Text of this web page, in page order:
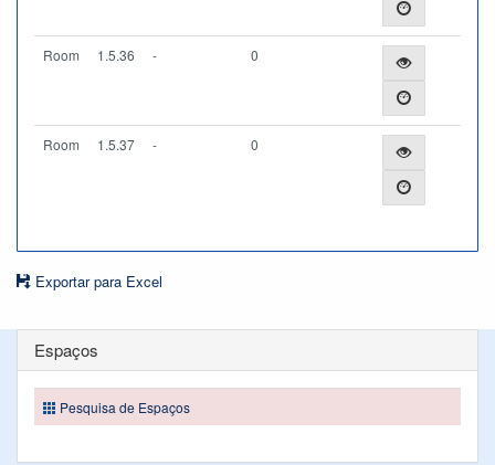
Room 1.5.36 - 0
Room 1.5.37 - 0
Exportar para Excel
Espaços
Pesquisa de Espaços